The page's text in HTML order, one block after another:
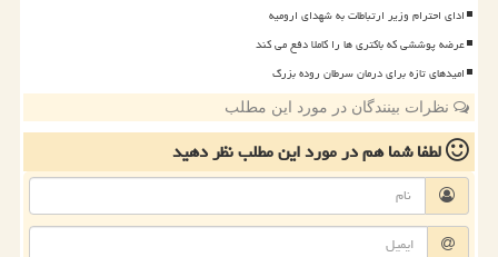
ادای احترام وزیر ارتباطات به شهدای ارومیه
عرضه پوششی که باکتری ها را کاملا دفع می کند
امیدهای تازه برای درمان سرطان روده بزرگ
نظرات بینندگان در مورد این مطلب
لطفا شما همدر مورد این مطلبنظر دهید